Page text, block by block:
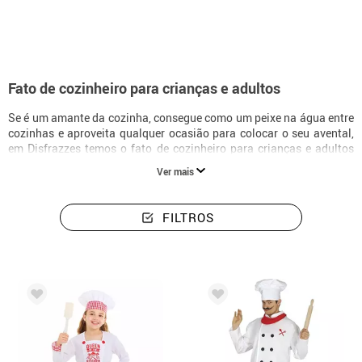
Fato de cozinheiro para crianças e adultos
Se é um amante da cozinha, consegue como um peixe na água entre
cozinhas e aproveita qualquer ocasião para colocar o seu avental,
em Disfrazzes temos o fato de cozinheiro para crianças e adultos
que procurava para o seu próximo carnaval ou festa de fantasia,
com o qual pode demonstrar a sua paixão pela cozinha e fazer
cozinheiro e não conseguia encontrar um que se adequasse às suas
necessidades ou à ideia que tinha em mente, veio ao sítio certo,
Temos uma vasta gama de fatos de cozinheiro que o transformarão
num verdadeiro cozinheiro de estrela Michelin. Portanto, se é
apaixonado por cozinhar e é um fã dos mais prestigiados chefes de
cozinha, não hesite e adquira já o seu fato de chefe de cozinha. Pode
também deitar as mãos a um fato de cozinheiro exclusivo,
composto pelos trajes clássicos dos chefs mais populares de todo o
Ver mais
FILTROS